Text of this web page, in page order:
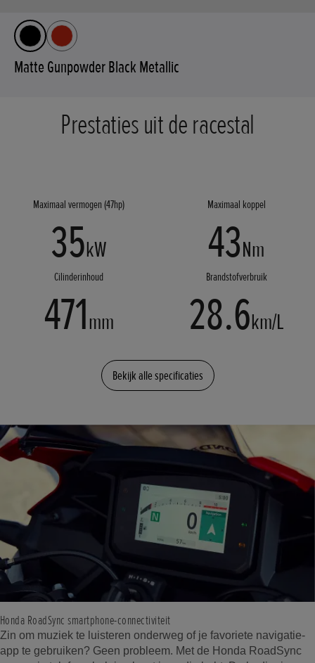
Matte Gunpowder Black Metallic
Prestaties uit de racestal
Maximaal vermogen (47hp)
35kW
Maximaal koppel
43Nm
Cilinderinhoud
471mm
Brandstofverbruik
28.6km/L
Bekijk alle specificaties
Honda RoadSync smartphone-connectiviteit
Zin om muziek te luisteren onderweg of je favoriete navigatie-
app te gebruiken? Geen probleem. Met de Honda RoadSync